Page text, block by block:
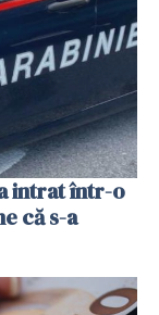
intrat într-o
că s-a